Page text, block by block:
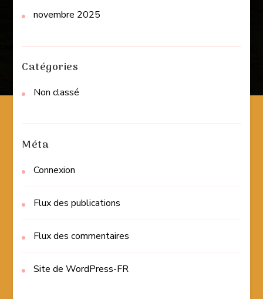
novembre 2025
Catégories
Non classé
Méta
Connexion
Flux des publications
Flux des commentaires
Site de WordPress-FR